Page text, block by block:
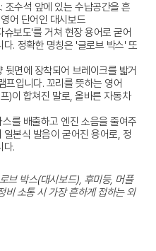
조수석 앞에 있는 수납공간을 흔
어 단어인 대시보드
보도'를 거쳐 현장 용어로 굳어
다. 정확한 명칭은 '글로브 박스' 또
뒷면에 장착되어 브레이크를 밟거
프입니다. 꼬리를 뜻하는 영어
)이 합쳐진 말로, 올바른 자동차
스를 배출하고 엔진 소음을 줄여주
본식 발음이 굳어진 용어로, 정
다.
브 박스(대시보드), 후미등, 머플
비 소통 시 가장 흔하게 접하는 외